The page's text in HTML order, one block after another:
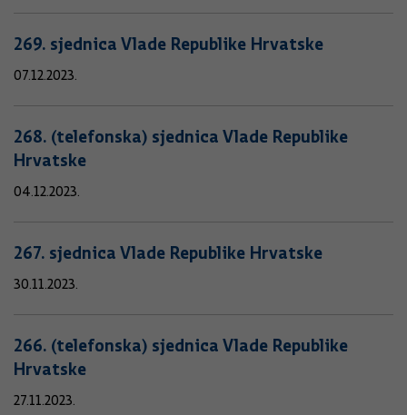
269. sjednica Vlade Republike Hrvatske
07.12.2023.
268. (telefonska) sjednica Vlade Republike
Hrvatske
04.12.2023.
267. sjednica Vlade Republike Hrvatske
30.11.2023.
266. (telefonska) sjednica Vlade Republike
Hrvatske
27.11.2023.